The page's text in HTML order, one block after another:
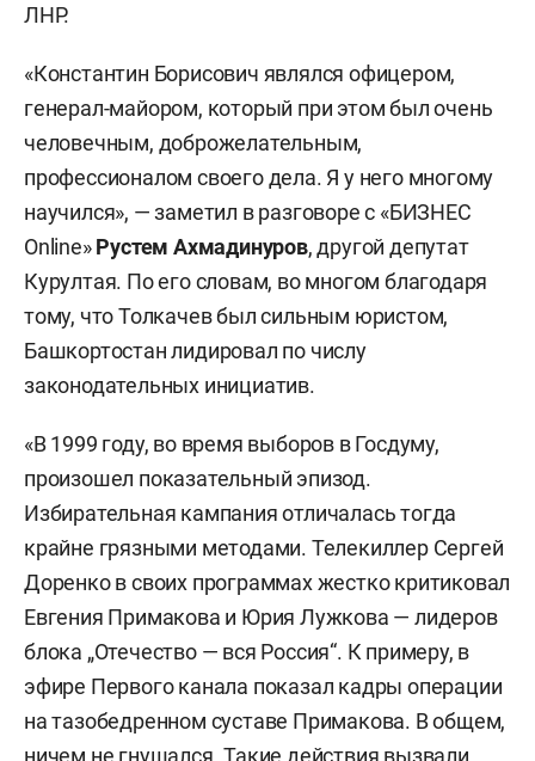
ЛНР.
«Константин Борисович являлся офицером,
генерал-майором, который при этом был очень
человечным, доброжелательным,
профессионалом своего дела. Я у него многому
научился», — заметил в разговоре с «БИЗНЕС
Online»Рустем Ахмадинуров, другой депутат
Курултая. По его словам, во многом благодаря
тому, что Толкачев был сильным юристом,
Башкортостан лидировал по числу
законодательных инициатив.
«В 1999 году, во время выборов в Госдуму,
произошел показательный эпизод.
Избирательная кампания отличалась тогда
крайне грязными методами. Телекиллер Сергей
Доренко в своих программах жестко критиковал
Евгения Примакова и Юрия Лужкова — лидеров
блока „Отечество — вся Россия“. К примеру, в
эфире Первого канала показал кадры операции
на тазобедренном суставе Примакова. В общем,
ничем не гнушался. Такие действия вызвали